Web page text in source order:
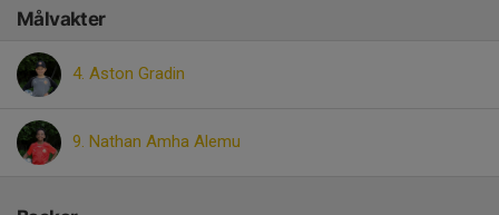
Målvakter
4. Aston Gradin
9. Nathan Amha Alemu